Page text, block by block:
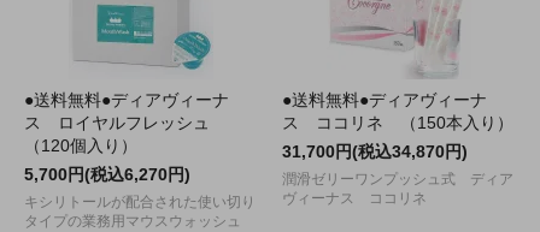
●送料無料●ディアヴィーナ
ス ロイヤルフレッシュ
（120個入り）
5,700円(税込6,270円)
キシリトールが配合された使い切り
タイプの業務用マウスウォッシュ
●送料無料●ディアヴィーナ
ス ココリネ （150本入り）
31,700円(税込34,870円)
潤滑ゼリーワンプッシュ式 ディア
ヴィーナス ココリネ